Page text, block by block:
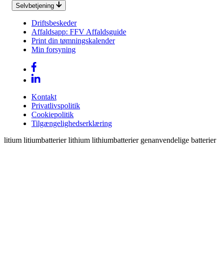
Selvbetjening
Driftsbeskeder
Affaldsapp: FFV Affaldsguide
Print din tømningskalender
Min forsyning
Kontakt
Privatlivspolitik
Cookiepolitik
Tilgængelighedserklæring
litium litiumbatterier lithium lithiumbatterier genanvendelige batterier